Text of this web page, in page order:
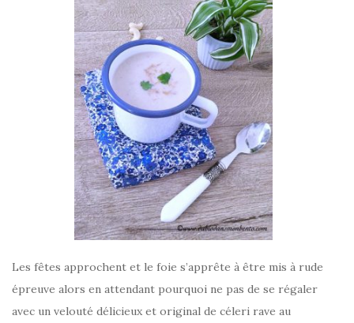
Les fêtes approchent et le foie s’apprête à être mis à rude
épreuve alors en attendant pourquoi ne pas de se régaler
avec un velouté délicieux et original de céleri rave au